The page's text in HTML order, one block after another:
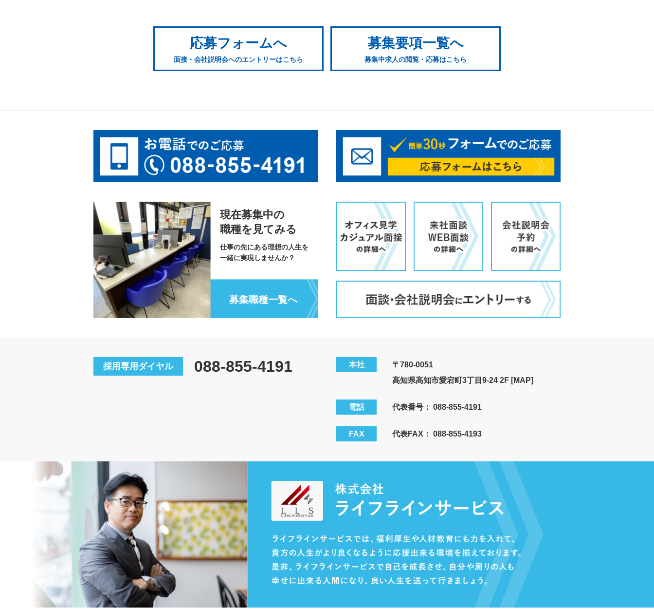
応募フォームへ
面接・会社説明会へのエントリーはこちら
募集要項一覧へ
募集中求人の閲覧・応募はこちら
現在募集中の
職種を見てみる
仕事の先にある理想の人生を
一緒に実現しませんか？
募集職種一覧へ
採用専用ダイヤル 088-855-4191 本社
〒780-0051
高知県高知市愛宕町3丁目9-24 2F [MAP]
電話 代表番号：088-855-4191
FAX 代表FAX： 088-855-4193